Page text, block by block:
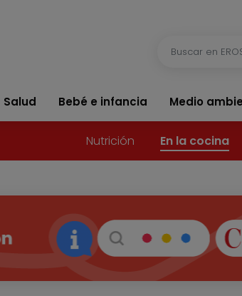
Salud Bebé e infancia Medio
Nutrición En la cocina